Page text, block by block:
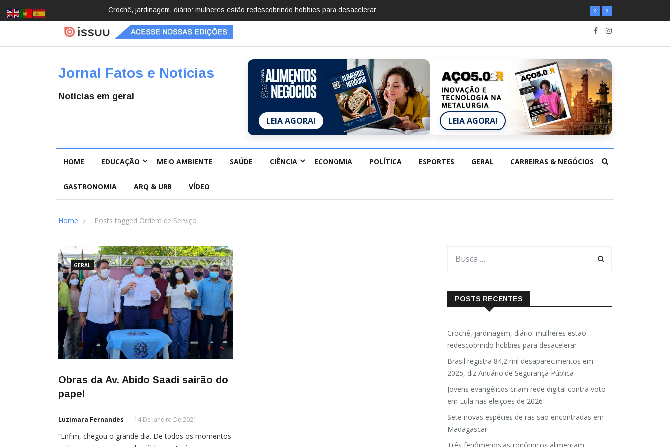
hobbies para desacelerarBrasil registra 84,2 mil desaparecimentos em 2025, diz Anuário de Segurança
Pública
Jornal Fatos e Notícias
Notícias em geral
LEIA AGORA! LEIA AGORA!
HOME EDUCAÇÃO MEIO AMBIENTE SAÚDE CIÊNCIA ECONOMIA POLÍTICA ESPORTES GERAL CARREIRAS & NEGÓCIOS
GASTRONOMIA ARQ & URB VÍDEO
Home Posts tagged Ordem de Serviço
GERAL
Obras da Av. Abido Saadi sairão do
papel
Luzimara Fernandes 14 De Janeiro De 2021
“Enfim, chegou o grande dia. De todos os momentos
POSTS RECENTES
Crochê, jardinagem, diário: mulheres estão
redescobrindo hobbies para desacelerar
Brasil registra 84,2 mil desaparecimentos em
2025, diz Anuário de Segurança Pública
Jovens evangélicos criam rede digital contra voto
em Lula nas eleições de 2026
Sete novas espécies de rãs são encontradas em
Madagascar
Três fenômenos astronômicos alimentam